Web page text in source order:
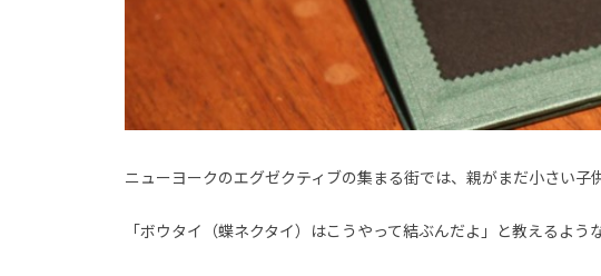
ニューヨークのエグゼクティブの集まる街では、親がまだ小さい子
「ボウタイ（蝶ネクタイ）はこうやって結ぶんだよ」と教えるよう